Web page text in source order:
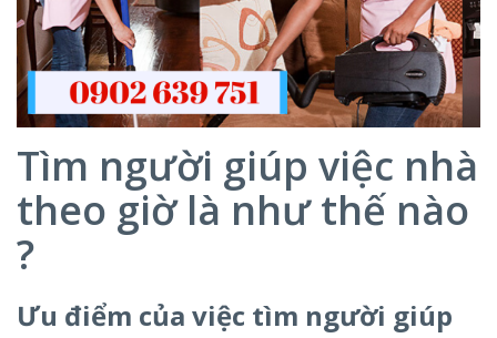
Tìm người giúp việc nhà
theo giờ là như thế nào
?
Ưu điểm của việc tìm người giúp